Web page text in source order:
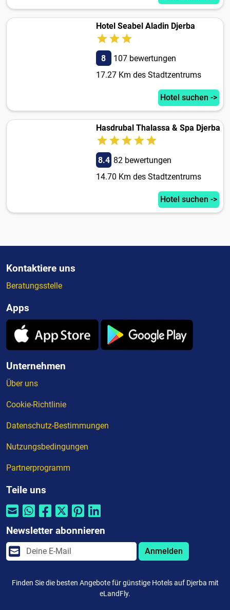
Hotel Seabel Aladin Djerba
8
107 bewertungen
17.27 Km des Stadtzentrums
Hotel suchen ->
Hasdrubal Thalassa & Spa Djerba
8.4 82 bewertungen
14.70 Km des Stadtzentrums
Hotel suchen ->
Kontaktiere uns
Beratungsstelle
Apps
Unternehmen
Über uns
Cookie-Richtlinie
Datenschutz-Bestimmungen
Nutzungsbedingungen
Partnerprogramm
Teile uns
Newsletter abonnieren
Anmelden
Finden Sie die besten Angebote für günstige Hotels auf Djerba mit
eLandFly.